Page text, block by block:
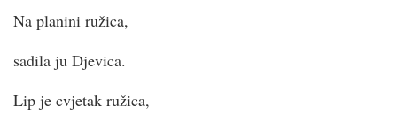
Na planini ružica,
sadila ju Djevica.
Lip je cvjetak ružica,